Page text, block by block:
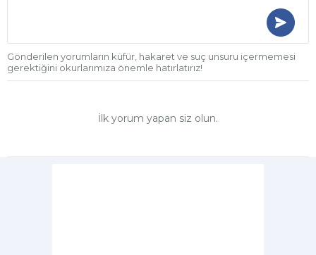
Gönderilen yorumların küfür, hakaret ve suç unsuru içermemesi
gerektiğini okurlarımıza önemle hatırlatırız!
İlk yorum yapan siz olun.